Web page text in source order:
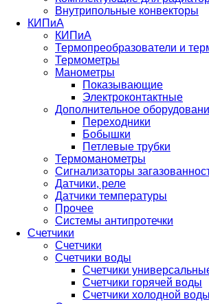
Внутрипольные конвекторы
КИПиА
КИПиА
Термопреобразователи и
Термометры
Манометры
Показывающие
Электроконтактные
Дополнительное
Переходники
Бобышки
Петлевые трубки
Термоманометры
Сигнализаторы
Датчики, реле
Датчики температуры
Прочее
Системы антипротечки
Счетчики
Счетчики
Счетчики воды
Счетчики
Счетчики горячей воды
Счетчики холодной воды